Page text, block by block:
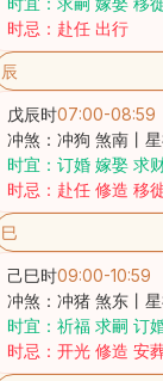
时忌：赴任 出行
辰
戊辰时07:00-08:59
冲煞：冲狗 煞南丨
时宜：订婚 嫁娶 求
时忌：赴任 修造 移
巳
己巳时09:00-10:59
冲煞：冲猪 煞东丨
时宜：祈福 求嗣 订
时忌：开光 修造 安